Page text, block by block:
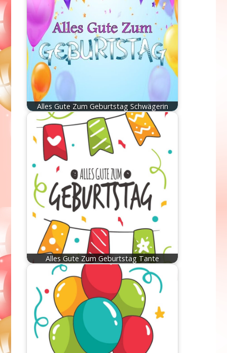
Alles Gute Zum Geburtstag Schwägerin
Alles Gute Zum Geburtstag Tante